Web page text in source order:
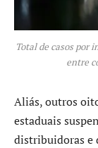
Total de casos por
entre
Aliás, outros
estaduais
distribuidoras e